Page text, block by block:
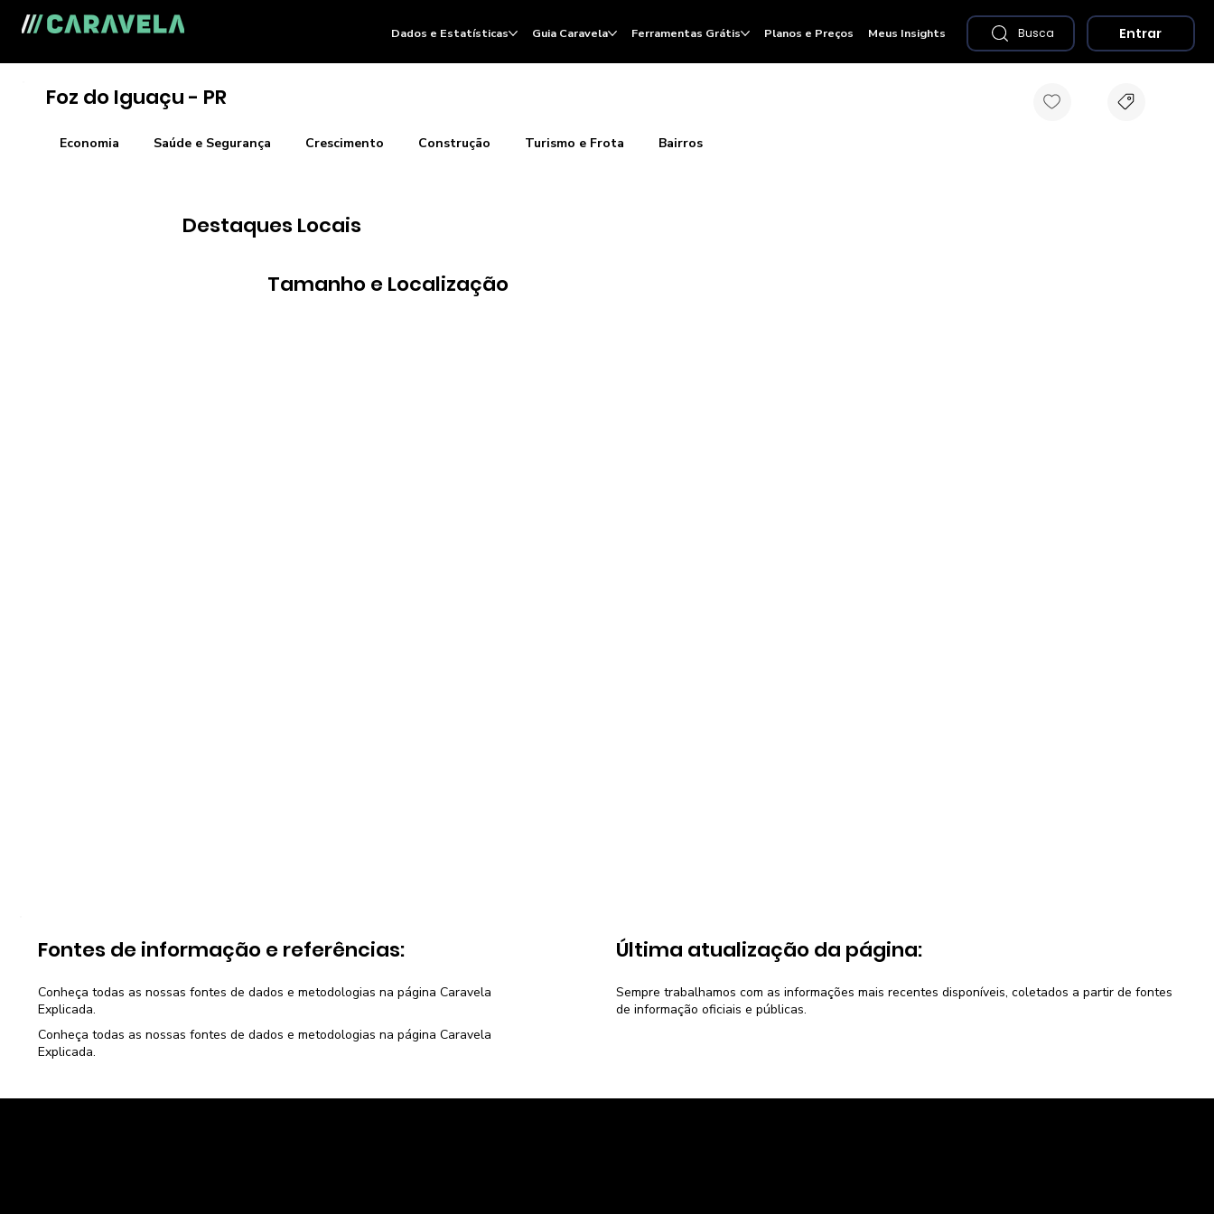
Tamanho e Localização
Destaques Locais
Fontes de informação e referências: Última atualização da página:
Sempre trabalhamos com as informações mais recentes disponíveis, coletados a partir de fontes
de informação oficiais e públicas.
Conheça todas as nossas fontes de dados e metodologias na página Caravela
Explicada.
Conheça todas as nossas fontes de dados e metodologias na página Caravela
Explicada.
Economia Saúde e Segurança Crescimento Construção Turismo e Frota Bairros
Foz do Iguaçu - PR
Dados e Estatísticas Guia Caravela Ferramentas Grátis Planos e Preços Meus Insights Busca Entrar